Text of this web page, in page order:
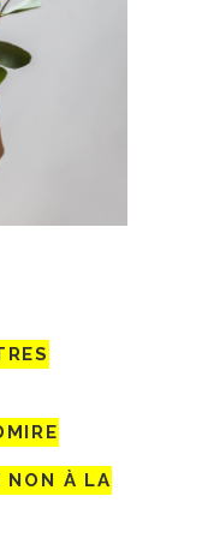
NON À LA